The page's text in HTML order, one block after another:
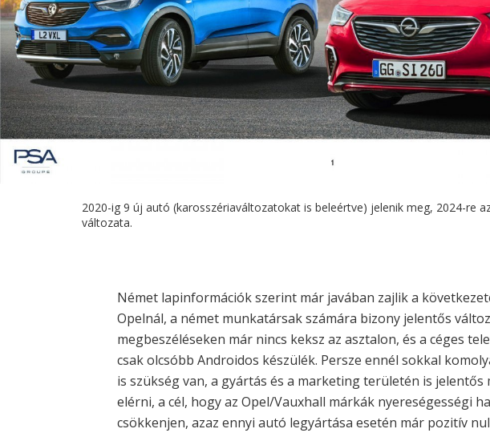
2020-ig 9 új autó (karosszériaváltozatokat is beleértve) jelenik meg, 2024-re
változata.
Német lapinformációk szerint már javában zajlik a
Opelnál, a német munkatársak számára bizony jelentős
megbeszéléseken már nincs keksz az asztalon, és a céges
csak olcsóbb Androidos készülék. Persze ennél sokkal
is szükség van, a gyártás és a marketing területén is
elérni, a cél, hogy az Opel/Vauxhall márkák nyereségességi
csökkenjen, azaz ennyi autó legyártása esetén már pozitív